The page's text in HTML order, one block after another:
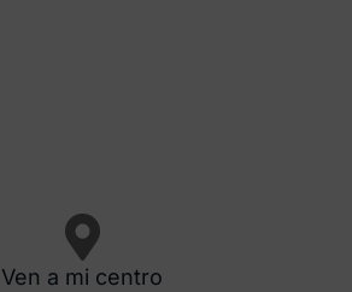
Ven a mi centro